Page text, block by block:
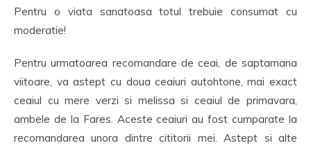
Pentru o viata sanatoasa totul trebuie consumat cu
moderatie!
Pentru urmatoarea recomandare de ceai, de saptamana
viitoare, va astept cu doua ceaiuri autohtone, mai exact
ceaiul cu mere verzi si melissa si ceaiul de primavara,
ambele de la Fares. Aceste ceaiuri au fost cumparate la
recomandarea unora dintre cititorii mei. Astept si alte